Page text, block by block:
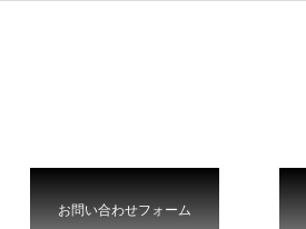
お問い合わせフォーム